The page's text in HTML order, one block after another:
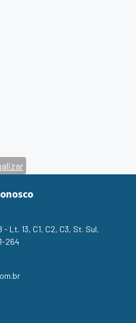
- Lt. 13, C1, C2, C3, St. Sul,
264